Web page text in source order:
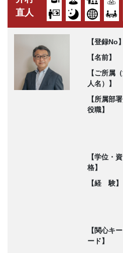
直人
【登録No】
【名前】
【ご所属
人名）】
【所属部
役職】
【学位・資
格】
【経 験】
【関心キ
ード】